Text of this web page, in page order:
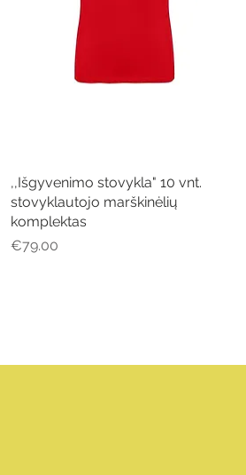
Quick View
,,Išgyvenimo stovykla" 10 vnt.
stovyklautojo marškinėlių
komplektas
Price
€79.00